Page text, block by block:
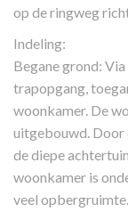
op de ringweg
Indeling:
Begane grond:
trapopgang,
woonkamer. De
uitgebouwd. Door
de diepe
woonkamer is
veel